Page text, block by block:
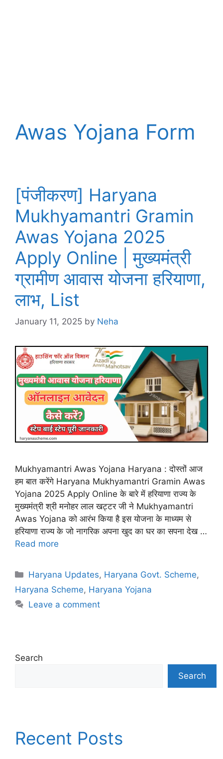
Awas Yojana Form
[पंजीकरण] Haryana
Mukhyamantri Gramin
Awas Yojana 2025
Apply Online | मुख्यमंत्री
ग्रामीण आवास योजना हरियाणा,
लाभ, List
January 11, 2025 by Neha
Mukhyamantri Awas Yojana Haryana : दोस्तों आज
हम बात करेंगे Haryana Mukhyamantri Gramin Awas
Yojana 2025 Apply Online के बारे में हरियाणा राज्य के
मुख्यमंत्री श्री मनोहर लाल खट्टर जी ने Mukhyamantri
Awas Yojana को आरंभ किया है इस योजना के माध्यम से
हरियाणा राज्य के जो नागरिक अपना खुद का घर का सपना देख …
Read more
Categories
Haryana Updates, Haryana Govt. Scheme,
Haryana Scheme, Haryana Yojana
Leave a comment
Search
Search
Recent Posts